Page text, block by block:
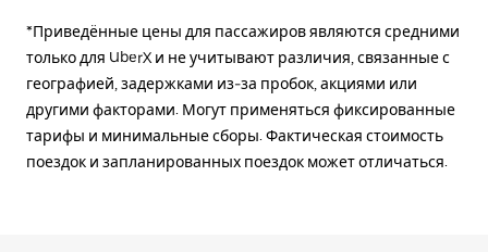
*Приведённые цены для пассажиров являются средними
только для UberX и не учитывают различия, связанные с
географией, задержками из-за пробок, акциями или
другими факторами. Могут применяться фиксированные
тарифы и минимальные сборы. Фактическая стоимость
поездок и запланированных поездок может отличаться.